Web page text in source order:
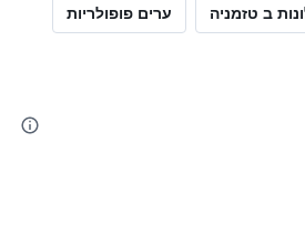
ב טזמניה ערים פופולריות